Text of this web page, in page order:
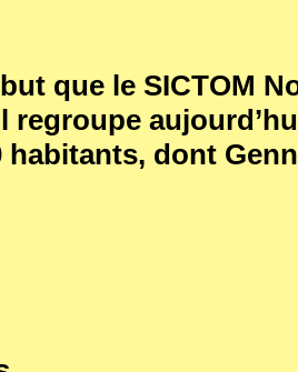
que le SICTOM
regroupe
habitants, dont